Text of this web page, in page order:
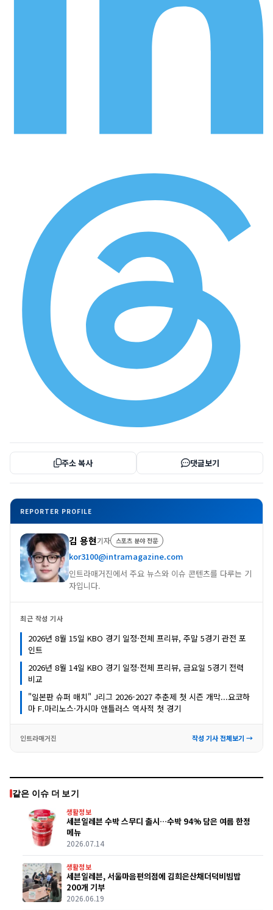
주소 복사 댓글보기
REPORTER PROFILE
김 용현기자 스포츠 분야 전문
kor3100@intramagazine.com
인트라매거진에서 주요 뉴스와 이슈 콘텐츠를 다루는 기
자입니다.
최근 작성 기사
2026년 8월 15일 KBO 경기 일정·전체 프리뷰, 주말 5경기 관전 포
인트
2026년 8월 14일 KBO 경기 일정·전체 프리뷰, 금요일 5경기 전력
비교
"일본판 슈퍼 매치" J리그 2026-2027 추춘제 첫 시즌 개막...요코하
마 F.마리노스·가시마 앤틀러스 역사적 첫 경기
인트라매거진 작성 기사 전체보기 →
같은 이슈 더 보기
생활정보
세븐일레븐 수박 스무디 출시…수박 94% 담은 여름 한정
메뉴
2026.07.14
생활정보
세븐일레븐, 서울마음편의점에 김희은산채더덕비빔밥
200개 기부
2026.06.19